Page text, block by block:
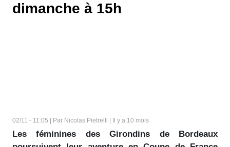
dimanche à 15h
02/11 - 11:05 | Par Nicolas Pietrelli | Il y a 10 mois
Les féminines des Girondins de Bordeaux